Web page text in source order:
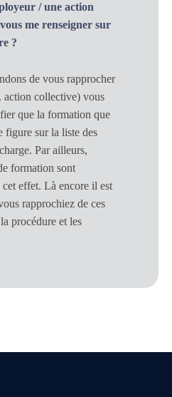
/ une action
me renseigner sur
?
de vous rapprocher
action collective) vous
que la formation que
figure sur la liste des
Par ailleurs,
formation sont
effet. Là encore il est
rapprochiez de ces
procédure et les